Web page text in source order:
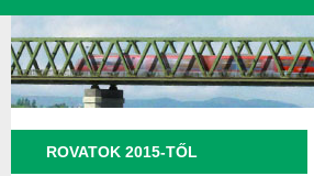
ROVATOK 2015-TŐL